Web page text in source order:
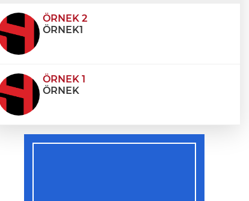
ÖRNEK 2
ÖRNEK1
ÖRNEK 1
ÖRNEK